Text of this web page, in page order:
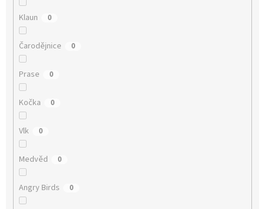
Klaun 0
Čarodějnice 0
Prase 0
Kočka 0
Vlk 0
Medvěd 0
Angry Birds 0